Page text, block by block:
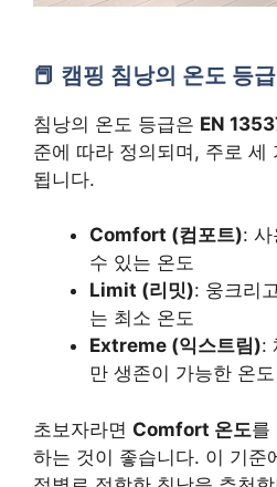
캠핑 침낭의 온도 등
침낭의 온도 등급은 EN
준에 따라 정의되며, 주로 세
됩니다.
Comfort (컴포트): 사
수 있는 온도
Limit (리밋): 웅크리
는 최소 온도
Extreme (익스트림):
만 생존이 가능한 온도
초보자라면 Comfort 온도를
하는 것이 좋습니다. 이 기준